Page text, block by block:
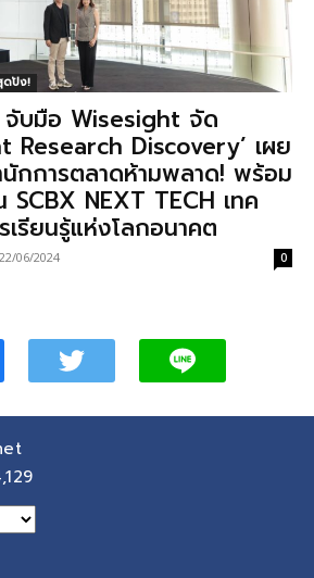
ดปัง!
จับมือ Wisesight จัด
Research Discovery’ เผย
นักการตลาดห้ามพลาด! พร้อม
NEXT TECH เทค
รียนรู้แห่งโลกอนาคต
22/06/2024 0